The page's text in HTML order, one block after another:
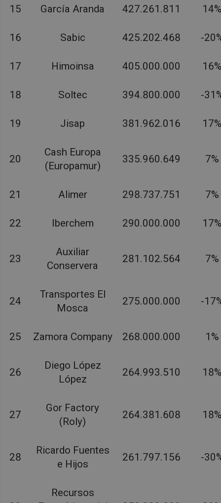
15 García Aranda 427.261.811
16 Sabic 425.202.468 -
17 Himoinsa 405.000.000
18 Soltec 394.800.000 -
19 Jisap 381.962.016
20
Cash Europa
(Europamur)
335.960.649 7%
21 Alimer 298.737.751 7%
22 Iberchem 290.000.000
23
Auxiliar
Conservera
281.102.564 7%
24
Transportes El
Mosca
275.000.000 -
25 Zamora Company 268.000.000 1%
26
Diego López
López
264.993.510
27
Gor Factory
(Roly)
264.381.608
28
Ricardo Fuentes
e Hijos
261.797.156 -
Recursos